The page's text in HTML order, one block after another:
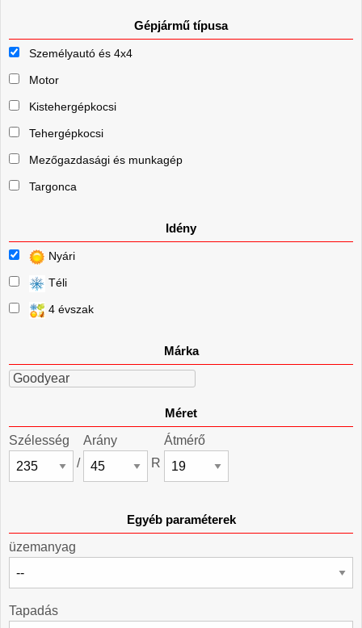
Gépjármű típusa
Személyautó és 4x4
Motor
Kistehergépkocsi
Tehergépkocsi
Mezőgazdasági és munkagép
Targonca
Idény
Nyári
Téli
4 évszak
Márka
Goodyear
Méret
Szélesség
/
Arány
R
Átmérő
Egyéb paraméterek
üzemanyag
Tapadás